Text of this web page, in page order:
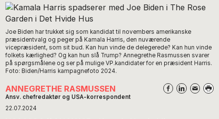
Joe Biden har trukket sig som kandidat til novembers amerikanske
præsidentvalg og peger på Kamala Harris, den nuværende
vicepræsident, som sit bud. Kan hun vinde de delegerede? Kan hun vinde
folkets kærlighed? Og kan hun slå Trump? Annegrethe Rasmussen svarer
på spørgsmålene og ser på mulige VP.kandidater for en præsident Harris.
Foto: Biden/Harris kampagnefoto 2024.
ANNEGRETHE RASMUSSEN
Ansv. chefredaktør og USA-korrespondent
22.07.2024